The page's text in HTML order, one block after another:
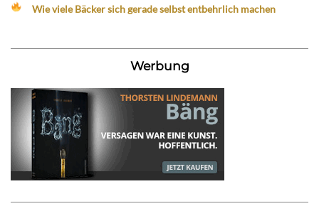
Wie viele Bäcker sich gerade selbst entbehrlich machen
Werbung